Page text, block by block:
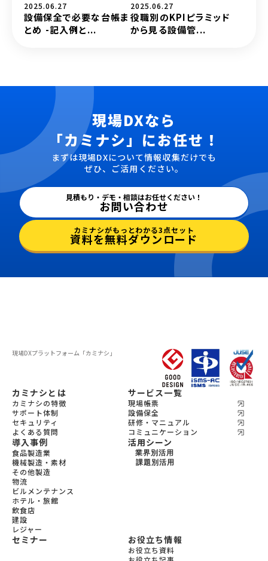
2025.06.27
設備保全で必要な台帳ま
とめ -記入例と...
2025.06.27
役職別のKPIピラミッド
から見る設備管...
現場DXなら
「カミナシ」にお任せ！
まずは現場DXについて情報収集だけでも
ぜひ、ご活用ください。
見積もり・デモ・相談はお任せください！
お問い合わせ
カミナシがもっとわかる3点セット
資料を無料ダウンロード
現場DXプラットフォーム 「カミナシ」
カミナシとは
カミナシの特徴
サポート体制
セキュリティ
よくある質問
サービス一覧
現場帳票
設備保全
研修・マニュアル
コミュニケーション
導入事例
食品製造業
機械製造・素材
その他製造
物流
ビルメンテナンス
ホテル・旅館
飲食店
建設
レジャー
活用シーン
業界別活用
機会製造・素材
課題別活用
セミナー お役立ち情報
お役立ち資料